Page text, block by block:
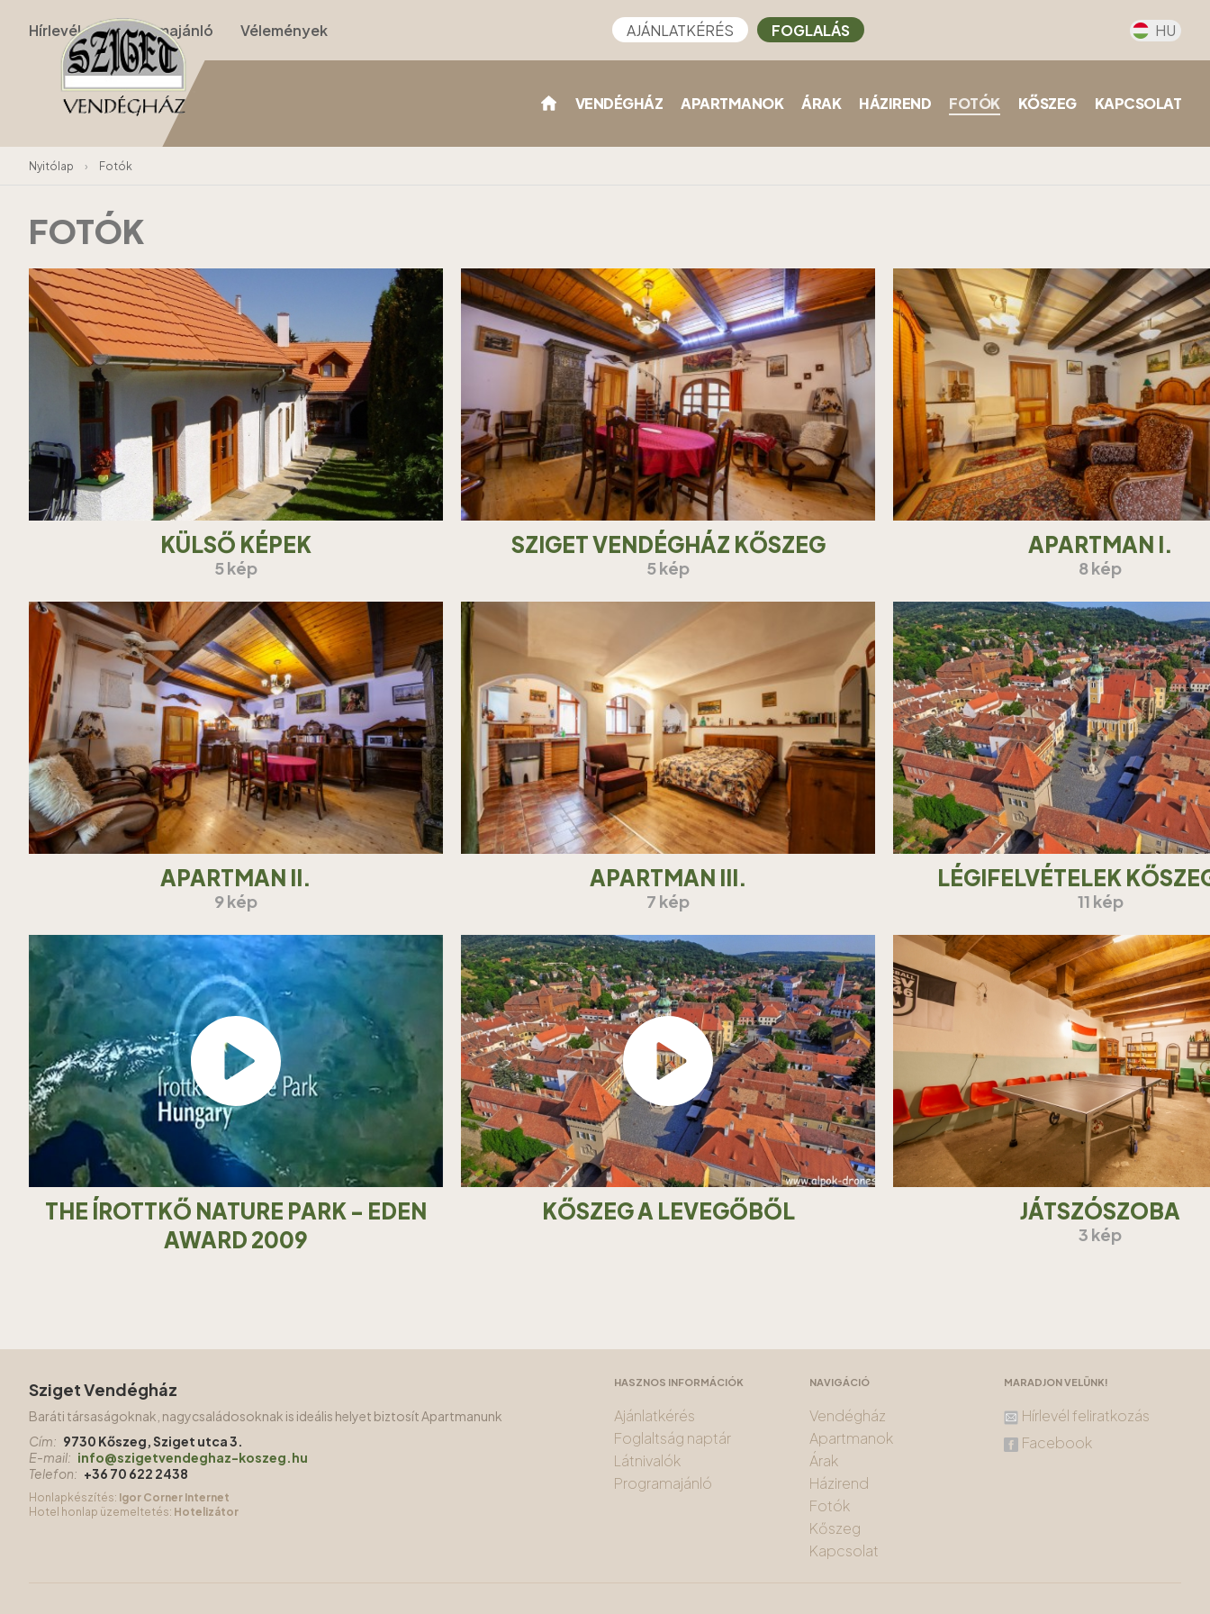
Hírlevél Programajánló Vélemények AJÁNLATKÉRÉS FOGLALÁS HU
VENDÉGHÁZ APARTMANOK ÁRAK HÁZIREND FOTÓK KŐSZEG KAPCSOLAT
Nyitólap › Fotók
FOTÓK
KÜLSŐ KÉPEK
5 kép
SZIGET VENDÉGHÁZ KŐSZEG
5 kép
APARTMAN I.
8 kép
APARTMAN II.
9 kép
APARTMAN III.
7 kép
LÉGIFELVÉTELEK
11 kép
THE ÍROTTKŐ NATURE PARK - EDEN
AWARD 2009
KŐSZEG A LEVEGŐBŐL JÁTSZÓSZOBA
3 kép
Sziget Vendégház
Baráti társaságoknak, nagycsaládosoknak is ideális helyet biztosít Apartmanunk
Cím: 9730 Kőszeg, Sziget utca 3.
E-mail: info@szigetvendeghaz-koszeg.hu
Telefon: +36 70 622 2438
Honlapkészítés: Igor Corner Internet
Hotel honlap üzemeltetés: Hotelizátor
HASZNOS INFORMÁCIÓK
Ajánlatkérés
Foglaltság naptár
Látnivalók
Programajánló
NAVIGÁCIÓ
Vendégház
Apartmanok
Árak
Házirend
Fotók
Kőszeg
Kapcsolat
MARADJON VELÜNK!
Hírlevél feliratkozás
Facebook